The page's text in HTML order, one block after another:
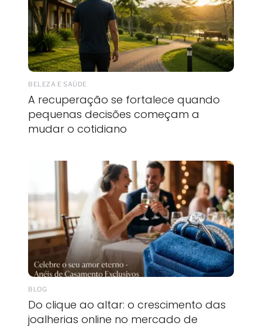
BELEZA E SAÚDE
A recuperação se fortalece quando
pequenas decisões começam a
mudar o cotidiano
BLOG
Do clique ao altar: o crescimento das
joalherias online no mercado de